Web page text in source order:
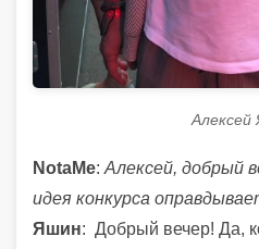
Алексей
NotaMe: Алексей, добрый
идея конкурса
Яшин: Добрый вечер! Да,